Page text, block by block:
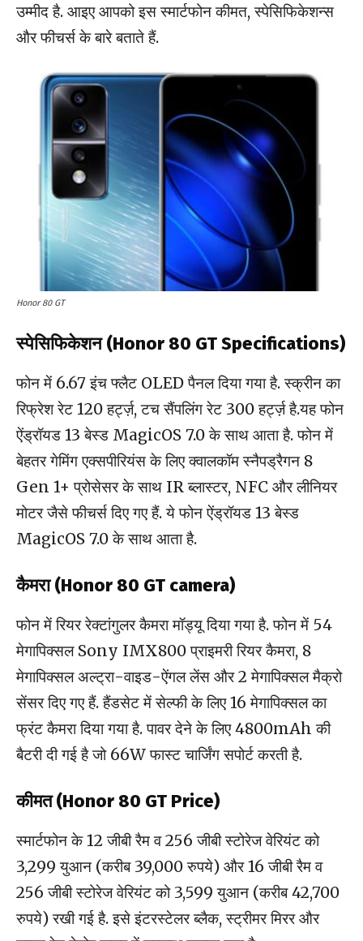
उम्मीद है. आइए आपको इस स्मार्टफोन कीमत, स्पेसिफिकेशन्स
और फीचर्स के बारे बताते हैं.
Honor 80 GT
स्पेसिफिकेशन (Honor 80 GT Specifications)
फोन में 6.67 इंच फ्लैट OLED पैनल दिया गया है. स्क्रीन का
रिफ्रेश रेट 120 हर्ट्ज़, टच सैंपलिंग रेट 300 हर्ट्ज़ है.यह फोन
ऐंड्रॉयड 13 बेस्ड MagicOS 7.0 के साथ आता है. फोन में
बेहतर गेमिंग एक्सपीरियंस के लिए क्वालकॉम स्नैपड्रैगन 8
Gen 1+ प्रोसेसर के साथ IR ब्लास्टर, NFC और लीनियर
मोटर जैसे फीचर्स दिए गए हैं. ये फोन ऐंड्रॉयड 13 बेस्ड
MagicOS 7.0 के साथ आता है.
कैमरा (Honor 80 GT camera)
फोन में रियर रेक्टांगुलर कैमरा मॉड्यू दिया गया है. फोन में 54
मेगापिक्सल Sony IMX800 प्राइमरी रियर कैमरा, 8
मेगापिक्सल अल्ट्रा-वाइड-ऐंगल लेंस और 2 मेगापिक्सल मैक्रो
सेंसर दिए गए हैं. हैंडसेट में सेल्फी के लिए 16 मेगापिक्सल का
फ्रंट कैमरा दिया गया है. पावर देने के लिए 4800mAh की
बैटरी दी गई है जो 66W फास्ट चार्जिंग सपोर्ट करती है.
कीमत (Honor 80 GT Price)
स्मार्टफोन के 12 जीबी रैम व 256 जीबी स्टोरेज वेरियंट को
3,299 युआन (करीब 39,000 रुपये) और 16 जीबी रैम व
256 जीबी स्टोरेज वेरियंट को 3,599 युआन (करीब 42,700
रुपये) रखी गई है. इसे इंटरस्टेलर ब्लैक, स्ट्रीमर मिरर और